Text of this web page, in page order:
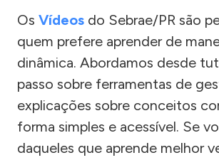
Os Vídeos do Sebrae/PR são
quem prefere aprender de
dinâmica. Abordamos desde
passo sobre ferramentas de
explicações sobre conceitos
forma simples e acessível. Se
daqueles que aprende melhor